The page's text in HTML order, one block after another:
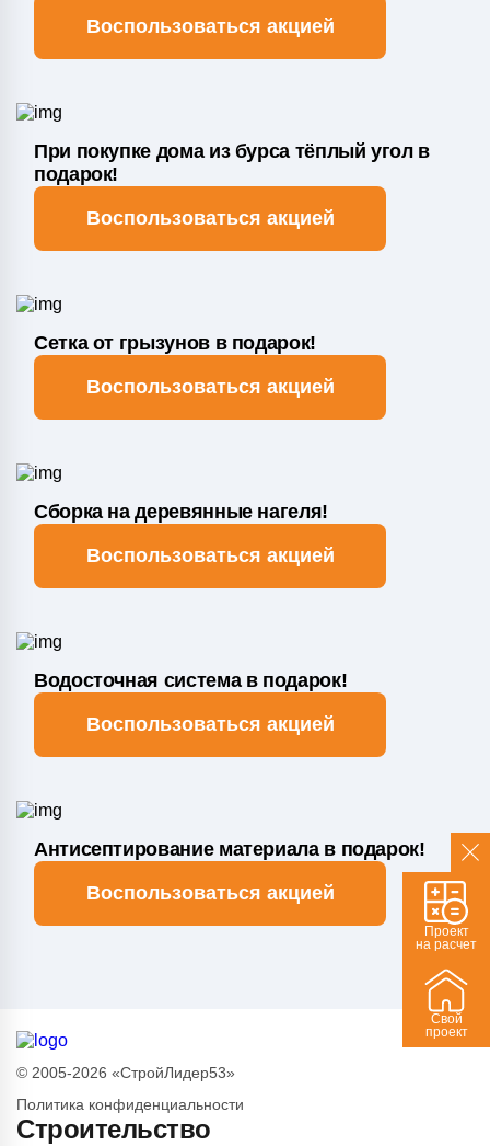
Воспользоваться акцией
При покупке дома из бурса тёплый угол в
подарок!
Воспользоваться акцией
Сетка от грызунов в подарок!
Воспользоваться акцией
Сборка на деревянные нагеля!
Воспользоваться акцией
Водосточная система в подарок!
Воспользоваться акцией
Антисептирование материала в подарок!
Воспользоваться акцией
© 2005-2026 «СтройЛидер53»
Политика конфиденциальности
Строительство
Проект
на расчет
Свой
проект